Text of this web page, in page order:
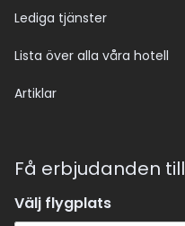
Lediga tjänster
Lista över alla våra hotell
Artiklar
Få erbjudanden
Välj flygplats